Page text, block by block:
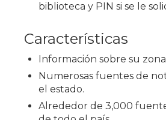
biblioteca y PIN si se le
Características
Información sobre su
Numerosas fuentes de
el estado.
Alrededor de 3,000